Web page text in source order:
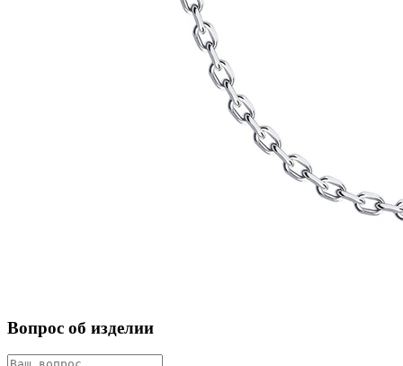
Вопрос об изделии